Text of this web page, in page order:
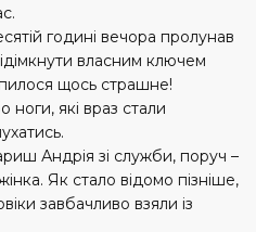
годині вечора пролунав
власним ключем
щось страшне!
які враз стали
Андрія зі служби, поруч –
Як стало відомо пізніше,
завбачливо взяли із